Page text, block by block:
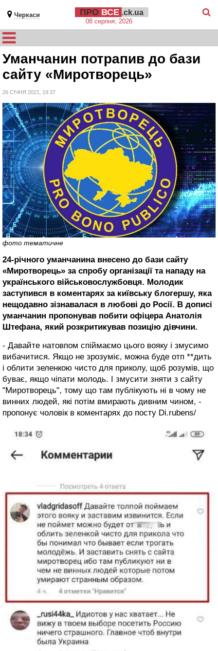
Черкаси ПРО ВСЕ .ck.ua
08 серпня, 2026
Уманчанин потрапив до бази
сайту «Миротворець»
26 СІЧНЯ 2021, 19:37
фото тематичне
24-річного уманчанина внесено до бази сайту
«Миротворець» за спробу організації та нападу на
українського військовослужбовця. Молодик
заступився в коментарях за київську блогершу, яка
нещодавно зізнавалася в любові до Росії. В дописі
уманчанин пропонував побити офіцера Анатолія
Штефана, який розкритикував позицію дівчини.
- Давайте натовпом спіймаємо цього вояку і змусимо
вибачитися. Якщо не зрозуміє, можна буде отп **дить
і облити зеленкою чисто для приколу, щоб розумів, що
буває, якщо чіпати молодь. І змусити зняти з сайту
"Миротворець", тому що там публікують ні в чому не
винних людей, які потім вмирають дивним чином, -
пропонує чоловік в коментарях до посту Di.rubens/